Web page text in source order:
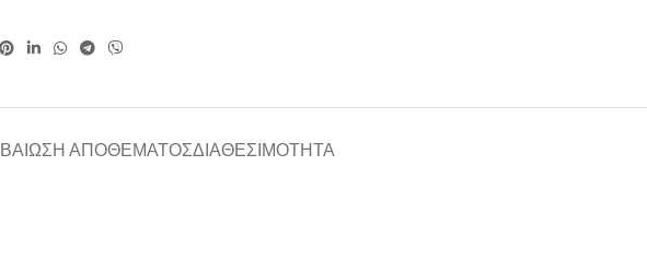
ΑΠΟΘΈΜΑΤΟΣΔΙΑΘΕΣΙΜΌΤΗΤΑ